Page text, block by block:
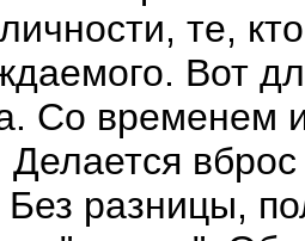
те,
Вот
Со временем
Делается
разницы,